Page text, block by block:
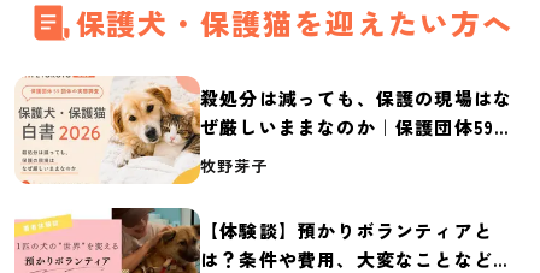
保護犬・保護猫を迎えたい方へ
殺処分は減っても、保護の現場はな
ぜ厳しいままなのか｜保護団体59団
体の実態調査【保護犬・保護猫白書
牧野芽子
【体験談】預かりボランティアと
は？条件や費用、大変なことなど紹